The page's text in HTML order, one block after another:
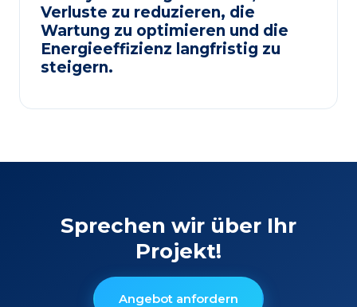
Verluste zu reduzieren, die
Wartung zu optimieren und die
Energieeffizienz langfristig zu
steigern.
Sprechen wir über Ihr
Projekt!
Angebot anfordern